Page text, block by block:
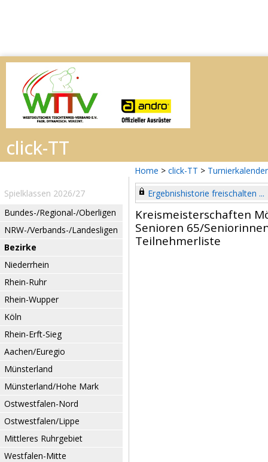
Home > click-TT > Turnierkalender
Spielklassen 2026/27
Bundes-/Regional-/Oberligen
NRW-/Verbands-/Landesligen
Bezirke
Niederrhein
Rhein-Ruhr
Rhein-Wupper
Köln
Rhein-Erft-Sieg
Aachen/Euregio
Münsterland
Münsterland/Hohe Mark
Ostwestfalen-Nord
Ostwestfalen/Lippe
Mittleres Ruhrgebiet
Westfalen-Mitte
Ergebnishistorie freischalten ...
Kreismeisterschaften
Senioren 65/
Teilnehmerliste